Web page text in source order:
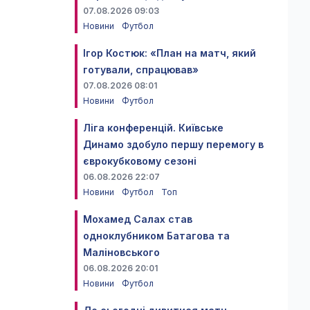
07.08.2026 09:03
Новини
Футбол
Ігор Костюк: «План на матч, який
готували, спрацював»
07.08.2026 08:01
Новини
Футбол
Ліга конференцій. Київське
Динамо здобуло першу перемогу в
єврокубковому сезоні
06.08.2026 22:07
Новини
Футбол Топ
Мохамед Салах став
одноклубником Батагова та
Маліновського
06.08.2026 20:01
Новини
Футбол